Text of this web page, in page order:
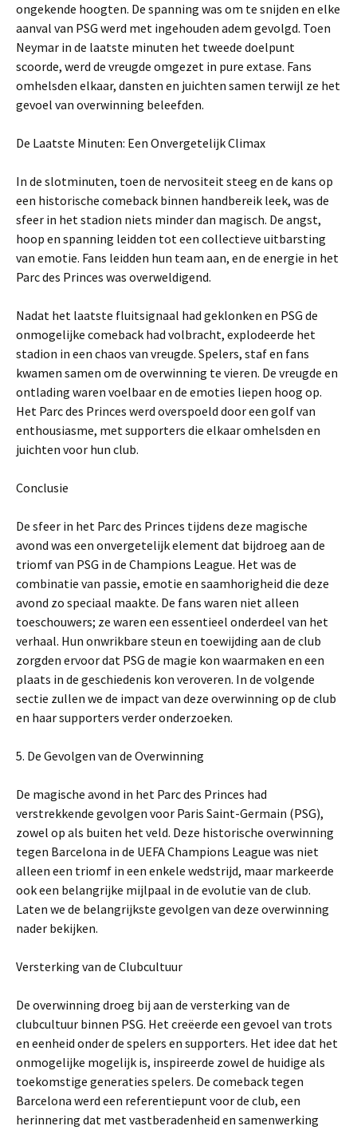
ongekende hoogten. De spanning was om te snijden en elke
aanval van PSG werd met ingehouden adem gevolgd. Toen
Neymar in de laatste minuten het tweede doelpunt
scoorde, werd de vreugde omgezet in pure extase. Fans
omhelsden elkaar, dansten en juichten samen terwijl ze het
gevoel van overwinning beleefden.
De Laatste Minuten: Een Onvergetelijk Climax
In de slotminuten, toen de nervositeit steeg en de kans op
een historische comeback binnen handbereik leek, was de
sfeer in het stadion niets minder dan magisch. De angst,
hoop en spanning leidden tot een collectieve uitbarsting
van emotie. Fans leidden hun team aan, en de energie in het
Parc des Princes was overweldigend.
Nadat het laatste fluitsignaal had geklonken en PSG de
onmogelijke comeback had volbracht, explodeerde het
stadion in een chaos van vreugde. Spelers, staf en fans
kwamen samen om de overwinning te vieren. De vreugde en
ontlading waren voelbaar en de emoties liepen hoog op.
Het Parc des Princes werd overspoeld door een golf van
enthousiasme, met supporters die elkaar omhelsden en
juichten voor hun club.
Conclusie
De sfeer in het Parc des Princes tijdens deze magische
avond was een onvergetelijk element dat bijdroeg aan de
triomf van PSG in de Champions League. Het was de
combinatie van passie, emotie en saamhorigheid die deze
avond zo speciaal maakte. De fans waren niet alleen
toeschouwers; ze waren een essentieel onderdeel van het
verhaal. Hun onwrikbare steun en toewijding aan de club
zorgden ervoor dat PSG de magie kon waarmaken en een
plaats in de geschiedenis kon veroveren. In de volgende
sectie zullen we de impact van deze overwinning op de club
en haar supporters verder onderzoeken.
5. De Gevolgen van de Overwinning
De magische avond in het Parc des Princes had
verstrekkende gevolgen voor Paris Saint-Germain (PSG),
zowel op als buiten het veld. Deze historische overwinning
tegen Barcelona in de UEFA Champions League was niet
alleen een triomf in een enkele wedstrijd, maar markeerde
ook een belangrijke mijlpaal in de evolutie van de club.
Laten we de belangrijkste gevolgen van deze overwinning
nader bekijken.
Versterking van de Clubcultuur
De overwinning droeg bij aan de versterking van de
clubcultuur binnen PSG. Het creëerde een gevoel van trots
en eenheid onder de spelers en supporters. Het idee dat het
onmogelijke mogelijk is, inspireerde zowel de huidige als
toekomstige generaties spelers. De comeback tegen
Barcelona werd een referentiepunt voor de club, een
herinnering dat met vastberadenheid en samenwerking